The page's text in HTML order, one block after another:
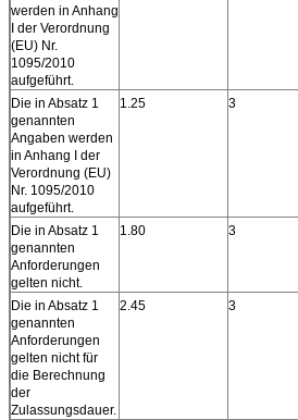
werden in Anhang
I der Verordnung
(EU) Nr.
1095/2010
aufgeführt.
Die in Absatz 1
genannten
Angaben werden
in Anhang I der
Verordnung (EU)
Nr. 1095/2010
aufgeführt.
1.25 3
Die in Absatz 1
genannten
Anforderungen
gelten nicht.
1.80 3
Die in Absatz 1
genannten
Anforderungen
gelten nicht für
die Berechnung
der
Zulassungsdauer.
2.45 3